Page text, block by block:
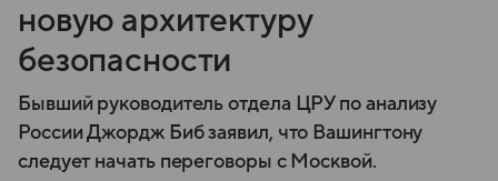
новую архитектуру
безопасности
Бывший руководитель отдела ЦРУ по анализу
России Джордж Биб заявил, что Вашингтону
следует начать переговоры с Москвой.